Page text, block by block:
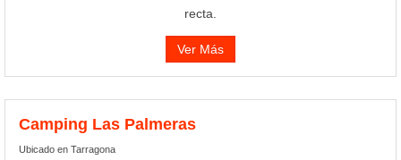
recta.
Ver Más
Camping Las Palmeras
Ubicado en Tarragona